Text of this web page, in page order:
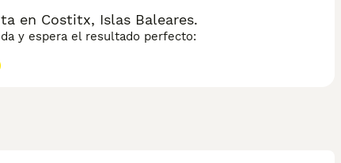
en Costitx, Islas Baleares.
y espera el resultado perfecto: